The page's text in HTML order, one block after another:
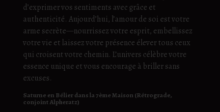
d’exprimer vos sentiments avec grâce et
authenticité. Aujourd’hui, l’amour de soi est votre
arme secrète—nourrissez votre esprit, embellissez
votre vie et laissez votre présence élever tous ceux
qui croisent votre chemin. L’univers célèbre votre
essence unique et vous encourage à briller sans
excuses.
Saturne en Bélier dans la 7ème Maison (Rétrograde,
conjoint Alpheratz)